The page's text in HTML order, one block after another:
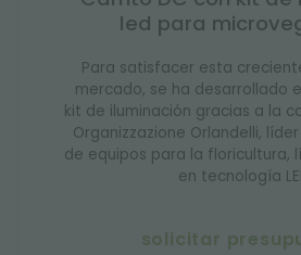
led para
Para satisfacer esta
mercado, se ha desarrollado
kit de iluminación gracias a la
Organizzazione Orlandelli,
de equipos para la floricultura,
en tecnología
solicitar